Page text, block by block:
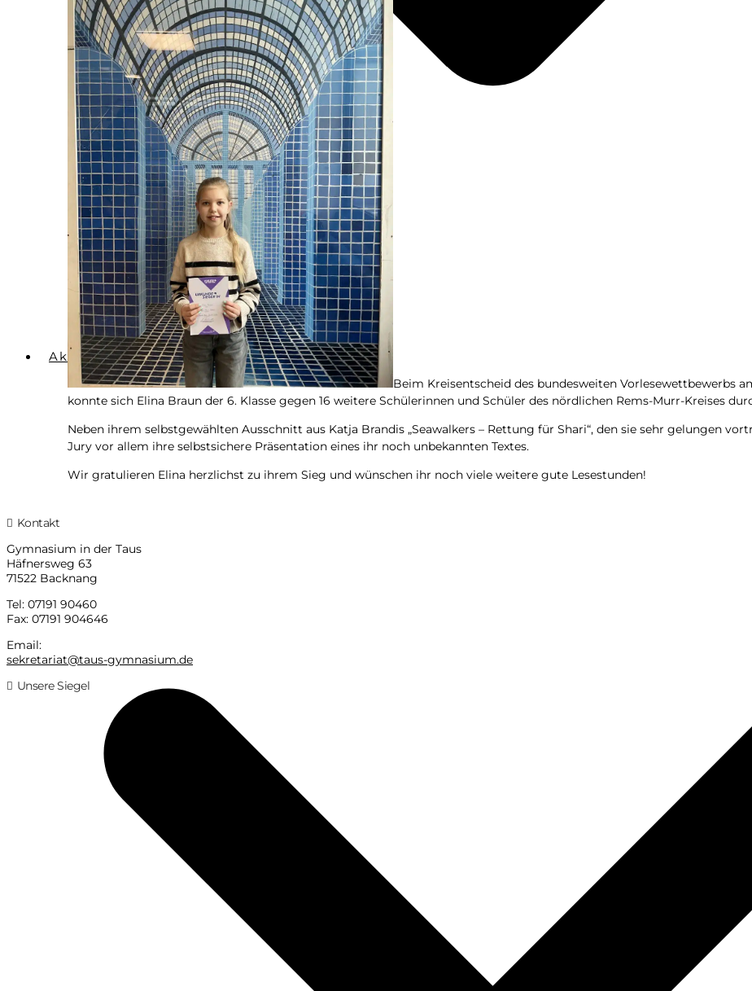
Aktuelles
Beim Kreis­ent­scheid des bun­des­wei­ten Vor­le­se­wett­be­werbs
konn­te sich Eli­na Braun der 6. Klas­se gegen 16 wei­te­re Schü­le­rin­nen und Schü­ler des nörd­li­chen Rems-Murr-Krei­ses
Neben ihrem selbst­ge­wähl­ten Aus­schnitt aus Kat­ja Bran­dis „Sea­wal­kers – Ret­tung für Sha­ri“, den sie sehr gelun­gen
Jury vor allem ihre selbst­si­che­re Prä­sen­ta­ti­on eines ihr noch unbe­kann­ten Textes.
Wir gra­tu­lie­ren Eli­na herz­lichst zu ihrem Sieg und wün­schen ihr noch vie­le wei­te­re gute Lesestunden!
Kontakt
Gym­na­si­um in der Taus
Häf­ners­weg 63
71522 Backnang
Tel: 07191 90460
Fax: 07191 904646
Email:
sekretariat@taus-gymnasium.de
Unsere Siegel